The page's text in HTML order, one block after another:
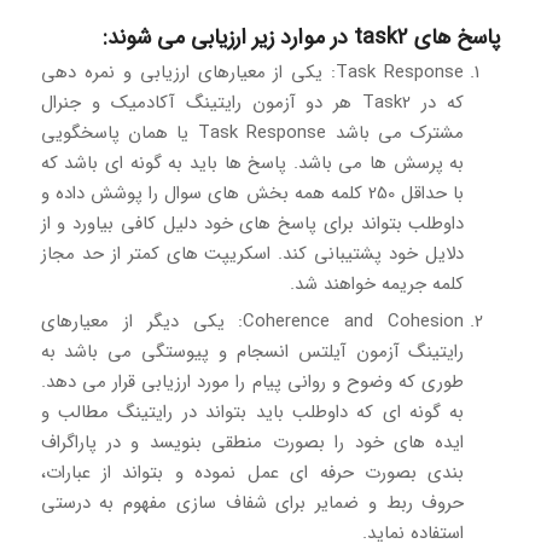
پاسخ های task2 در موارد زیر ارزیابی می شوند:
Task Response: یکی از معیارهای ارزیابی و نمره دهی
که در Task2 هر دو آزمون رایتینگ آکادمیک و جنرال
مشترک می باشد Task Response یا همان پاسخگویی
به پرسش ها می باشد. پاسخ ها باید به گونه ای باشد که
با حداقل 250 کلمه همه بخش های سوال را پوشش داده و
داوطلب بتواند برای پاسخ های خود دلیل کافی بیاورد و از
دلایل خود پشتیبانی کند. اسکریپت های کمتر از حد مجاز
کلمه جریمه خواهند شد.
Coherence and Cohesion: یکی دیگر از معیارهای
رایتینگ آزمون آیلتس انسجام و پیوستگی می باشد به
طوری که وضوح و روانی پیام را مورد ارزیابی قرار می دهد.
به گونه ای که داوطلب باید بتواند در رایتینگ مطالب و
ایده های خود را بصورت منطقی بنویسد و در پاراگراف
بندی بصورت حرفه ای عمل نموده و بتواند از عبارات،
حروف ربط و ضمایر برای شفاف سازی مفهوم به درستی
استفاده نماید.